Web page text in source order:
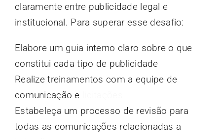
claramente entre publicidade legal e
institucional. Para superar esse desafio:
Elabore um guia interno claro sobre o que
constitui cada tipo de publicidade
Realize treinamentos com a equipe de
comunicação e
Estabeleça um processo de revisão para
todas as comunicações relacionadas a